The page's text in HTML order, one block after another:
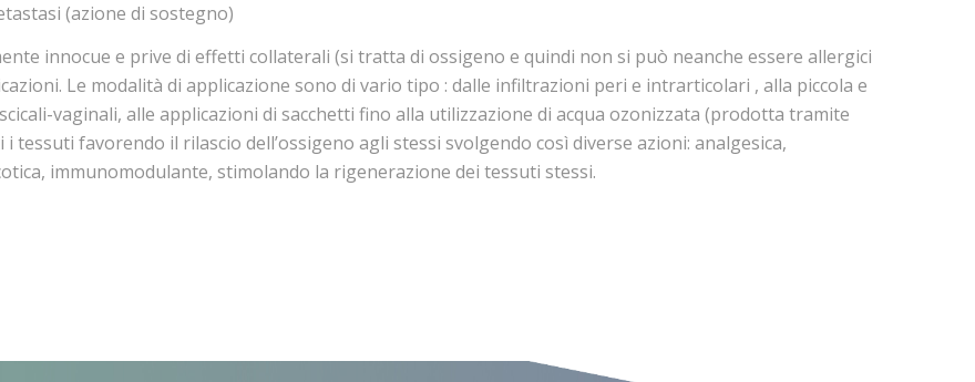
(azione di sostegno)
innocue e prive di effetti collaterali (si tratta di ossigeno e quindi non si può neanche essere allergici
Le modalità di applicazione sono di vario tipo : dalle infiltrazioni peri e intrarticolari , alla piccola e
vaginali, alle applicazioni di sacchetti fino alla utilizzazione di acqua ozonizzata (prodotta tramite
favorendo il rilascio dell’ossigeno agli stessi svolgendo così diverse azioni: analgesica,
immunomodulante, stimolando la rigenerazione dei tessuti stessi.